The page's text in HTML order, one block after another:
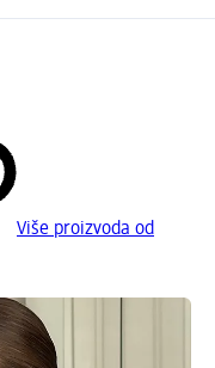
Više proizvoda od